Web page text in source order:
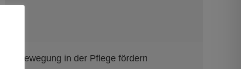
Bewegung in der Pflege fördern